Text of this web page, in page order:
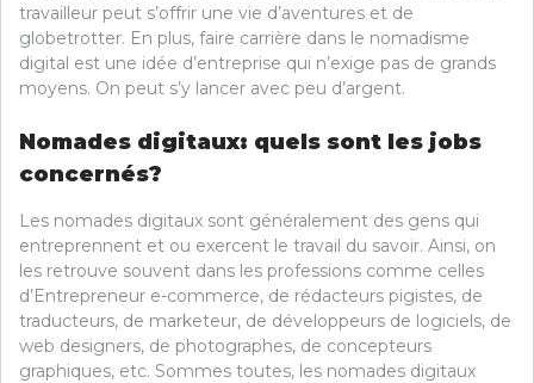
travailleur peut s’offrir une vie d’aventures et de
globetrotter. En plus, faire carrière dans le nomadisme
digital est une idée d’entreprise qui n’exige pas de grands
moyens. On peut s’y lancer avec peu d’argent.
Nomades digitaux: quels sont les jobs
concernés?
Les nomades digitaux sont généralement des gens qui
entreprennent et ou exercent le travail du savoir. Ainsi, on
les retrouve souvent dans les professions comme celles
d’Entrepreneur e-commerce, de rédacteurs pigistes, de
traducteurs, de marketeur, de développeurs de logiciels, de
web designers, de photographes, de concepteurs
graphiques, etc. Sommes toutes, les nomades digitaux